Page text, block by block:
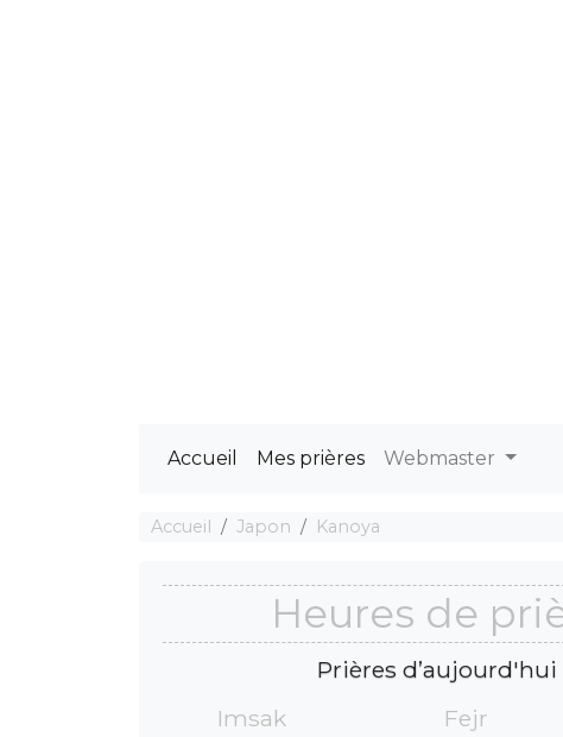
Accueil Mes prières Webmaster
Accueil Japon Kanoya
Heures de
Prières
Imsak
Fejr